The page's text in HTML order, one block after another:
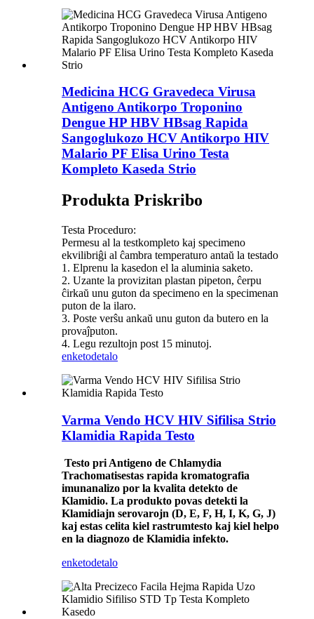
Medicina HCG Gravedeca Virusa
Antigeno Antikorpo Troponino
Dengue HP HBV HBsag Rapida
Sangoglukozo HCV Antikorpo HIV
Malario PF Elisa Urino Testa
Kompleto Kaseda Strio
Produkta Priskribo
Testa Proceduro:
Permesu al la testkompleto kaj specimeno
ekvilibriĝi al ĉambra temperaturo antaŭ la testado
1. Elprenu la kasedon el la aluminia saketo.
2. Uzante la provizitan plastan pipeton, ĉerpu
ĉirkaŭ unu guton da specimeno en la specimenan
puton de la ilaro.
3. Poste verŝu ankaŭ unu guton da butero en la
provaĵputon.
4. Legu rezultojn post 15 minutoj.
enketodetalo
Varma Vendo HCV HIV Sifilisa Strio
Klamidia Rapida Testo
Testo pri Antigeno de Chlamydia
Trachomatisestas rapida kromatografia
imunanalizo por la kvalita detekto de
Klamidio. La produkto povas detekti la
Klamidiajn serovarojn (D, E, F, H, I, K, G, J)
kaj estas celita kiel rastrumtesto kaj kiel helpo
en la diagnozo de Klamidia infekto.
enketodetalo